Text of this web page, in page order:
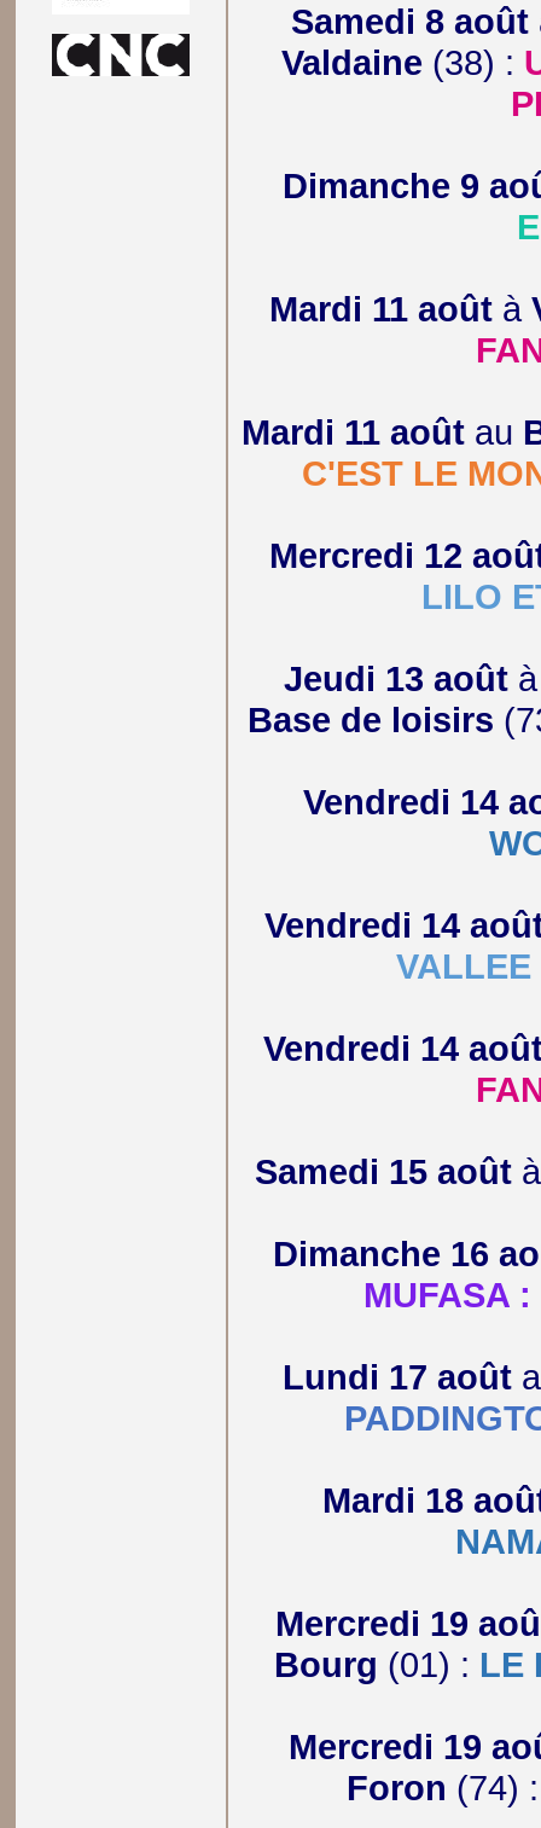
Samedi 8 août
Valdaine (38) :
Dimanche 9
Mardi 11 août à
Mardi 11 août au
C'EST LE
Mercredi 12
LILO
Jeudi 13 août
Base de loisirs
Vendredi 14
Vendredi 14
VALLEE
Vendredi 14
Samedi 15 août
Dimanche 16
MUFASA
Lundi 17 août
Mardi 18
Mercredi 19
Bourg (01) : LE
Mercredi 19
Foron (74)